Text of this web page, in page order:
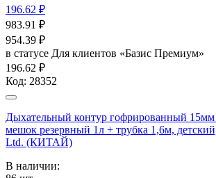
196.62 ₽
983.91 ₽
954.39 ₽
в статусе Для клиентов «Базис Премиум»
196.62 ₽
Код: 28352
Дыхательный контур гофрированный
мешок резервный 1л + трубка 1,6м,
Ltd. (КИТАЙ)
В наличии: